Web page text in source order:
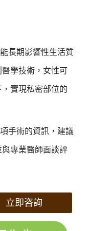
長期影響性生活質
學技術，女性可
實現私密部位的
手術的資訊，建議
專業醫師面談評
立即咨詢